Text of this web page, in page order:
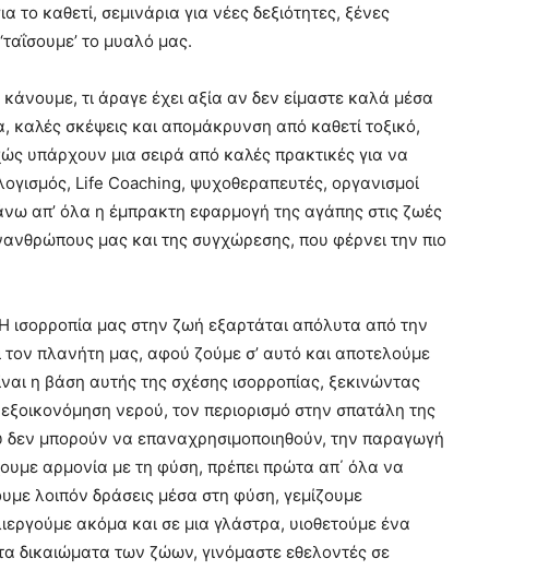
το καθετί, σεμινάρια για νέες δεξιότητες, ξένες
το μυαλό μας.
κάνουμε, τι άραγε έχει αξία αν δεν είμαστε καλά μέσα
σκέψεις και απομάκρυνση από καθετί τοξικό,
υπάρχουν μια σειρά από καλές πρακτικές για να
Life Coaching, ψυχοθεραπευτές, οργανισμοί
απ’ όλα η έμπρακτη εφαρμογή της αγάπης στις ζωές
μας και της συγχώρεσης, που φέρνει την πιο
ισορροπία μας στην ζωή εξαρτάται απόλυτα από την
πλανήτη μας, αφού ζούμε σ’ αυτό και αποτελούμε
η βάση αυτής της σχέσης ισορροπίας, ξεκινώντας
νερού, τον περιορισμό στην σπατάλη της
μπορούν να επαναχρησιμοποιηθούν, την παραγωγή
αρμονία με τη φύση, πρέπει πρώτα απ΄ όλα να
λοιπόν δράσεις μέσα στη φύση, γεμίζουμε
ακόμα και σε μια γλάστρα, υιοθετούμε ένα
δικαιώματα των ζώων, γινόμαστε εθελοντές σε